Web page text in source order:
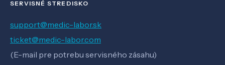
SERVISNÉ STREDISKO
support@medic-labor.sk
ticket@medic-labor.com
(E-mail pre potrebu servisného zásahu)